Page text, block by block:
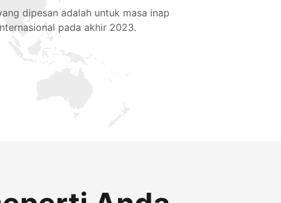
dipesan adalah untuk masa inap
pada akhir 2023.